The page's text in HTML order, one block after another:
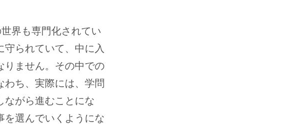
界も専門化されてい
守られていて、中に入
りません。その中での
わち、実際には、学問
ながら進むことにな
を選んでいくようにな